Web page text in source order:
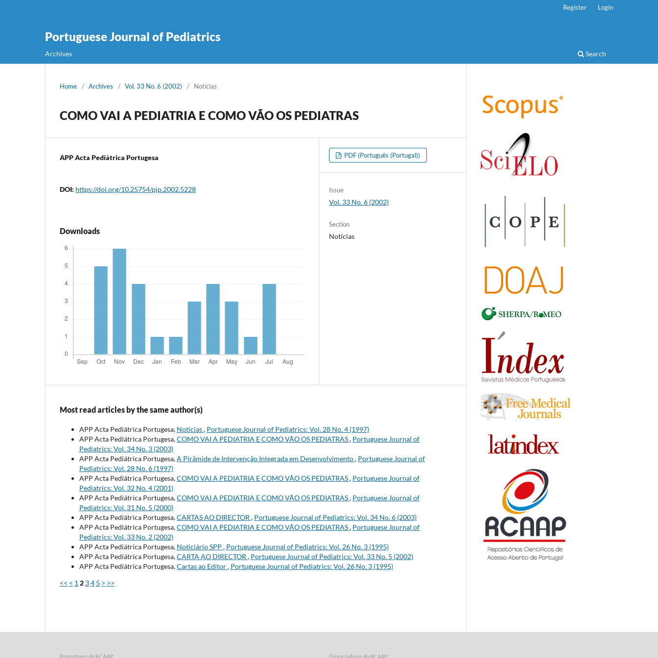
Portuguese Journal of Pediatrics
Archives Search
Register Login
Home / Archives / Vol. 33 No. 6 (2002) / Notícias
COMO VAI A PEDIATRIA E COMO VÃO OS PEDIATRAS
APP Acta Pediátrica Portugesa
DOI: https://doi.org/10.25754/pjp.2002.5228
Downloads
PDF (Português (Portugal))
Issue
Vol. 33 No. 6 (2002)
Section
Notícias
Most read articles by the same author(s)
APP Acta Pediátrica Portugesa, Notícias, Portuguese Journal of Pediatrics: Vol. 28 No. 4 (1997)
APP Acta Pediátrica Portugesa,COMO VAI A PEDIATRIA E COMO VÃO OS PEDIATRAS, Portuguese Journal of
Pediatrics: Vol. 34 No. 3 (2003)
APP Acta Pediátrica Portugesa,A Pirâmide de Intervenção Integrada em Desenvolvimento, Portuguese Journal of
Pediatrics: Vol. 28 No. 6 (1997)
APP Acta Pediátrica Portugesa,COMO VAI A PEDIATRIA E COMO VÃO OS PEDIATRAS, Portuguese Journal of
Pediatrics: Vol. 32 No. 4 (2001)
APP Acta Pediátrica Portugesa,COMO VAI A PEDIATRIA E COMO VÃO OS PEDIATRAS, Portuguese Journal of
Pediatrics: Vol. 31 No. 5 (2000)
APP Acta Pediátrica Portugesa,CARTAS AO DIRECTOR , Portuguese Journal of Pediatrics: Vol. 34 No. 6 (2003)
APP Acta Pediátrica Portugesa,COMO VAI A PEDIATRIA E COMO VÃO OS PEDIATRAS, Portuguese Journal of
Pediatrics: Vol. 33 No. 2 (2002)
APP Acta Pediátrica Portugesa, Noticiário SPP , Portuguese Journal of Pediatrics: Vol. 26 No. 3 (1995)
APP Acta Pediátrica Portugesa,CARTA AO DIRECTOR , Portuguese Journal of Pediatrics: Vol. 33 No. 5 (2002)
APP Acta Pediátrica Portugesa,Cartas ao Editor, Portuguese Journal of Pediatrics: Vol. 26 No. 3 (1995)
<< < 1 2 34 5 > >>
Promotores do RCAAP: Financiadores do RCAAP: